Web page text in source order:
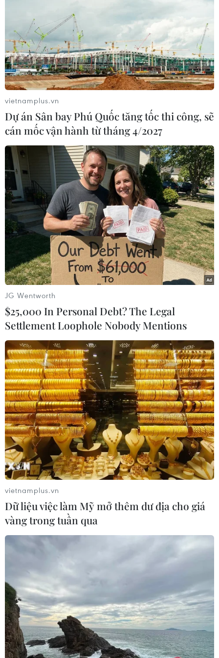
#COVID-19 #Vaccine ngừa COVID-19
#Biến thể
#Điều trị
#Dịch bệnh Tp. Hồ Chí Minh
Theo dõi VietnamPlus
Diễn biến dịch COVID-19 tại Việt Nam
Hà Nội: Số ca mắc COVID-19 tăng, ít khả năng
bùng phát trên quy mô lớn
Thành phố Hồ Chí Minh kiểm soát tốt bệnh não
mô cầu và COVID-19
Góp ý xây dựng Đài tưởng niệm nạn nhân
COVID-19 tại Thành phố Hồ Chí Minh
Thành phố Hồ Chí Minh: Ca nhiễm COVID-19
đang có khuynh hướng giảm nhanh
Biến chủng mới COVID-19 xuất hiện tại
Thành phố Hồ Chí Minh
TIN LIÊN QUAN
vietnamplus.vn
Dự án Sân bay Phú Quốc tăng tốc thi công, sẽ
cán mốc vận hành từ tháng 4/2027
JG Wentworth
$25,000 In Personal Debt? The Legal
Settlement Loophole Nobody Mentions
vietnamplus.vn
Dữ liệu việc làm Mỹ mở thêm dư địa cho giá
vàng trong tuần qua